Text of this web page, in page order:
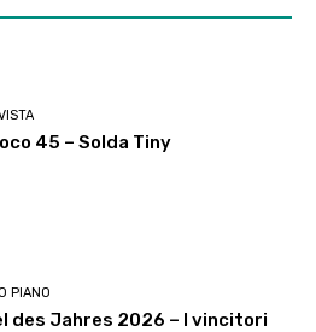
45 – Solda Tiny
PIANO
des Jahres 2026 – I vincitori